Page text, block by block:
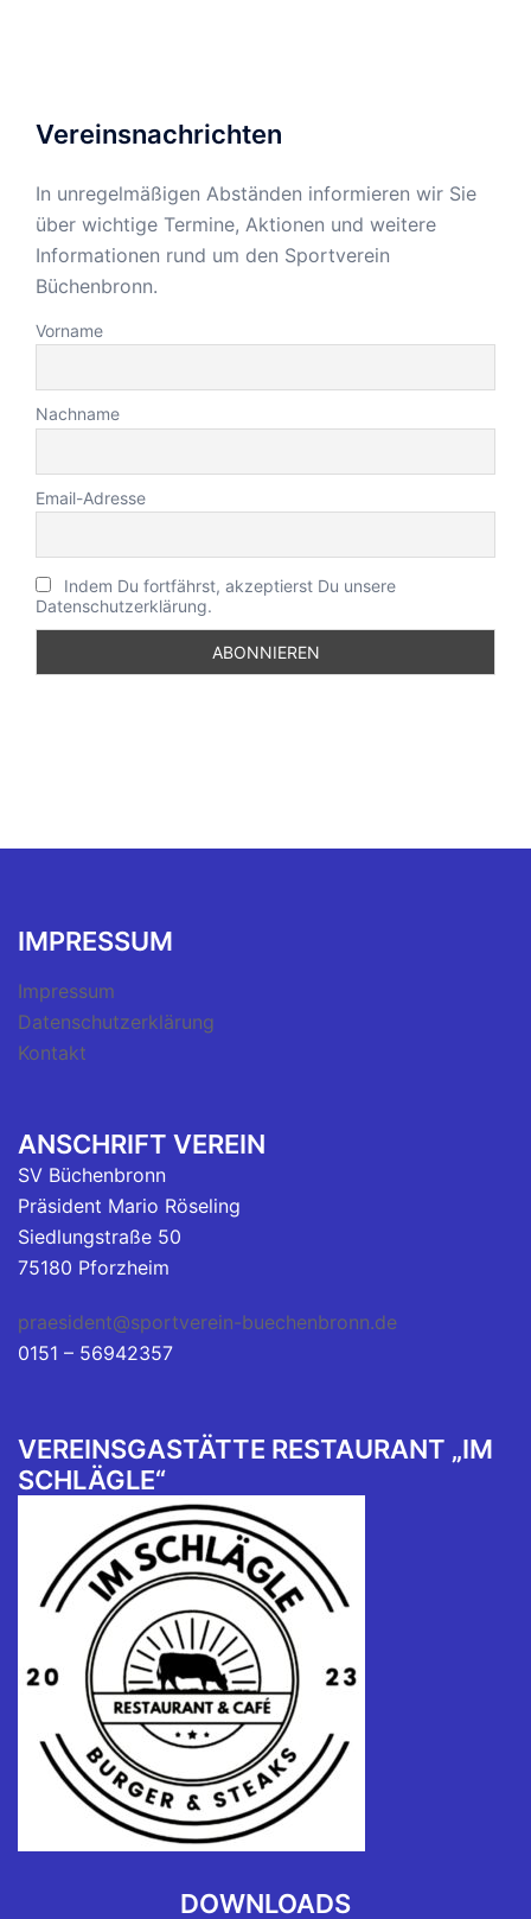
Vereinsnachrichten
In unregelmäßigen Abständen informieren wir Sie
über wichtige Termine, Aktionen und weitere
Informationen rund um den Sportverein
Büchenbronn.
Vorname
Nachname
Email-Adresse
Indem Du fortfährst, akzeptierst Du unsere
Datenschutzerklärung.
IMPRESSUM
Impressum
Datenschutzerklärung
Kontakt
ANSCHRIFT VEREIN
SV Büchenbronn
Präsident Mario Röseling
Siedlungstraße 50
75180 Pforzheim
praesident@sportverein-buechenbronn.de
0151 – 56942357
VEREINSGASTÄTTE RESTAURANT „IM
SCHLÄGLE“
DOWNLOADS